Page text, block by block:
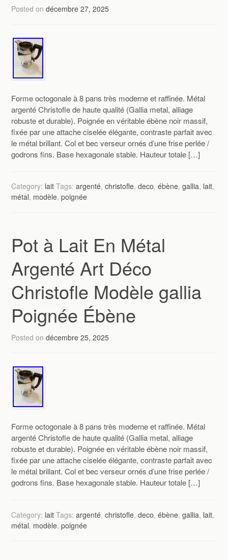
Posted ondécembre 27, 2025
Forme octogonale à 8 pans très moderne et raffinée. Métal
argenté Christofle de haute qualité (Gallia metal, alliage
robuste et durable). Poignée en véritable ébène noir massif,
fixée par une attache ciselée élégante, contraste parfait avec
le métal brillant. Col et bec verseur ornés d’une frise perlée /
godrons fins. Base hexagonale stable. Hauteur totale […]
Category: lait Tags:argenté,christofle,deco,ébène,gallia, lait,
métal, modèle,poignée
Pot à Lait En Métal
Argenté Art Déco
Christofle Modèle gallia
Poignée Ébène
Posted ondécembre 25, 2025
Forme octogonale à 8 pans très moderne et raffinée. Métal
argenté Christofle de haute qualité (Gallia metal, alliage
robuste et durable). Poignée en véritable ébène noir massif,
fixée par une attache ciselée élégante, contraste parfait avec
le métal brillant. Col et bec verseur ornés d’une frise perlée /
godrons fins. Base hexagonale stable. Hauteur totale […]
Category: lait Tags:argenté,christofle,deco,ébène,gallia, lait,
métal, modèle,poignée